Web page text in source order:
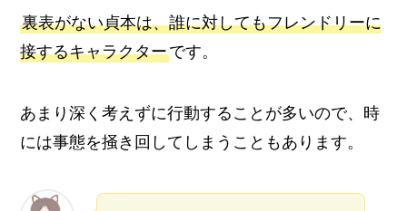
裏表がない貞本は、誰に対してもフレンドリーに
接するキャラクターです。
あまり深く考えずに行動することが多いので、時
には事態を掻き回してしまうこともあります。